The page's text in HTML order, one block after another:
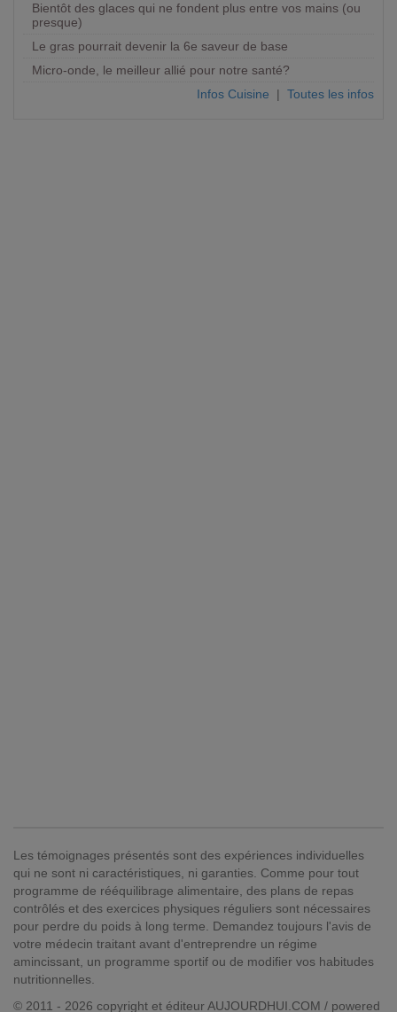
Bientôt des glaces qui ne fondent plus entre vos mains (ou
presque)
Le gras pourrait devenir la 6e saveur de base
Micro-onde, le meilleur allié pour notre santé?
Infos Cuisine | Toutes les infos
Les témoignages présentés sont des expériences individuelles
qui ne sont ni caractéristiques, ni garanties. Comme pour tout
programme de rééquilibrage alimentaire, des plans de repas
contrôlés et des exercices physiques réguliers sont nécessaires
pour perdre du poids à long terme. Demandez toujours l'avis de
votre médecin traitant avant d'entreprendre un régime
amincissant, un programme sportif ou de modifier vos habitudes
nutritionnelles.
© 2011 - 2026 copyright et éditeur AUJOURDHUI.COM / powered